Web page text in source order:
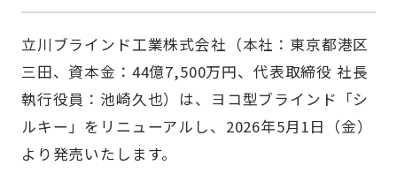
立川ブラインド工業株式会社（本社：東京都港区
三田、資本金：44億7,500万円、代表取締役 社長
執行役員：池崎久也）は、ヨコ型ブラインド「シ
ルキー」をリニューアルし、2026年5月1日（金）
より発売いたします。